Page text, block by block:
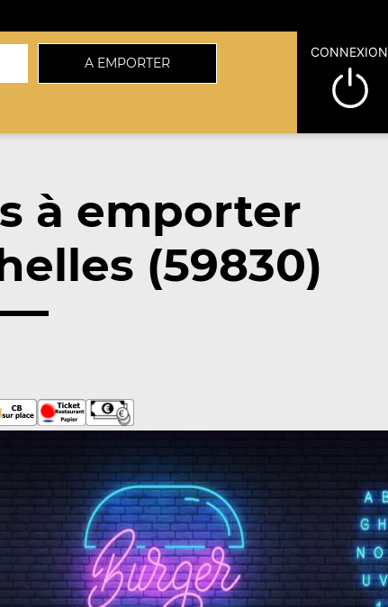
A EMPORTER
CONNEXION
à emporter
(59830)